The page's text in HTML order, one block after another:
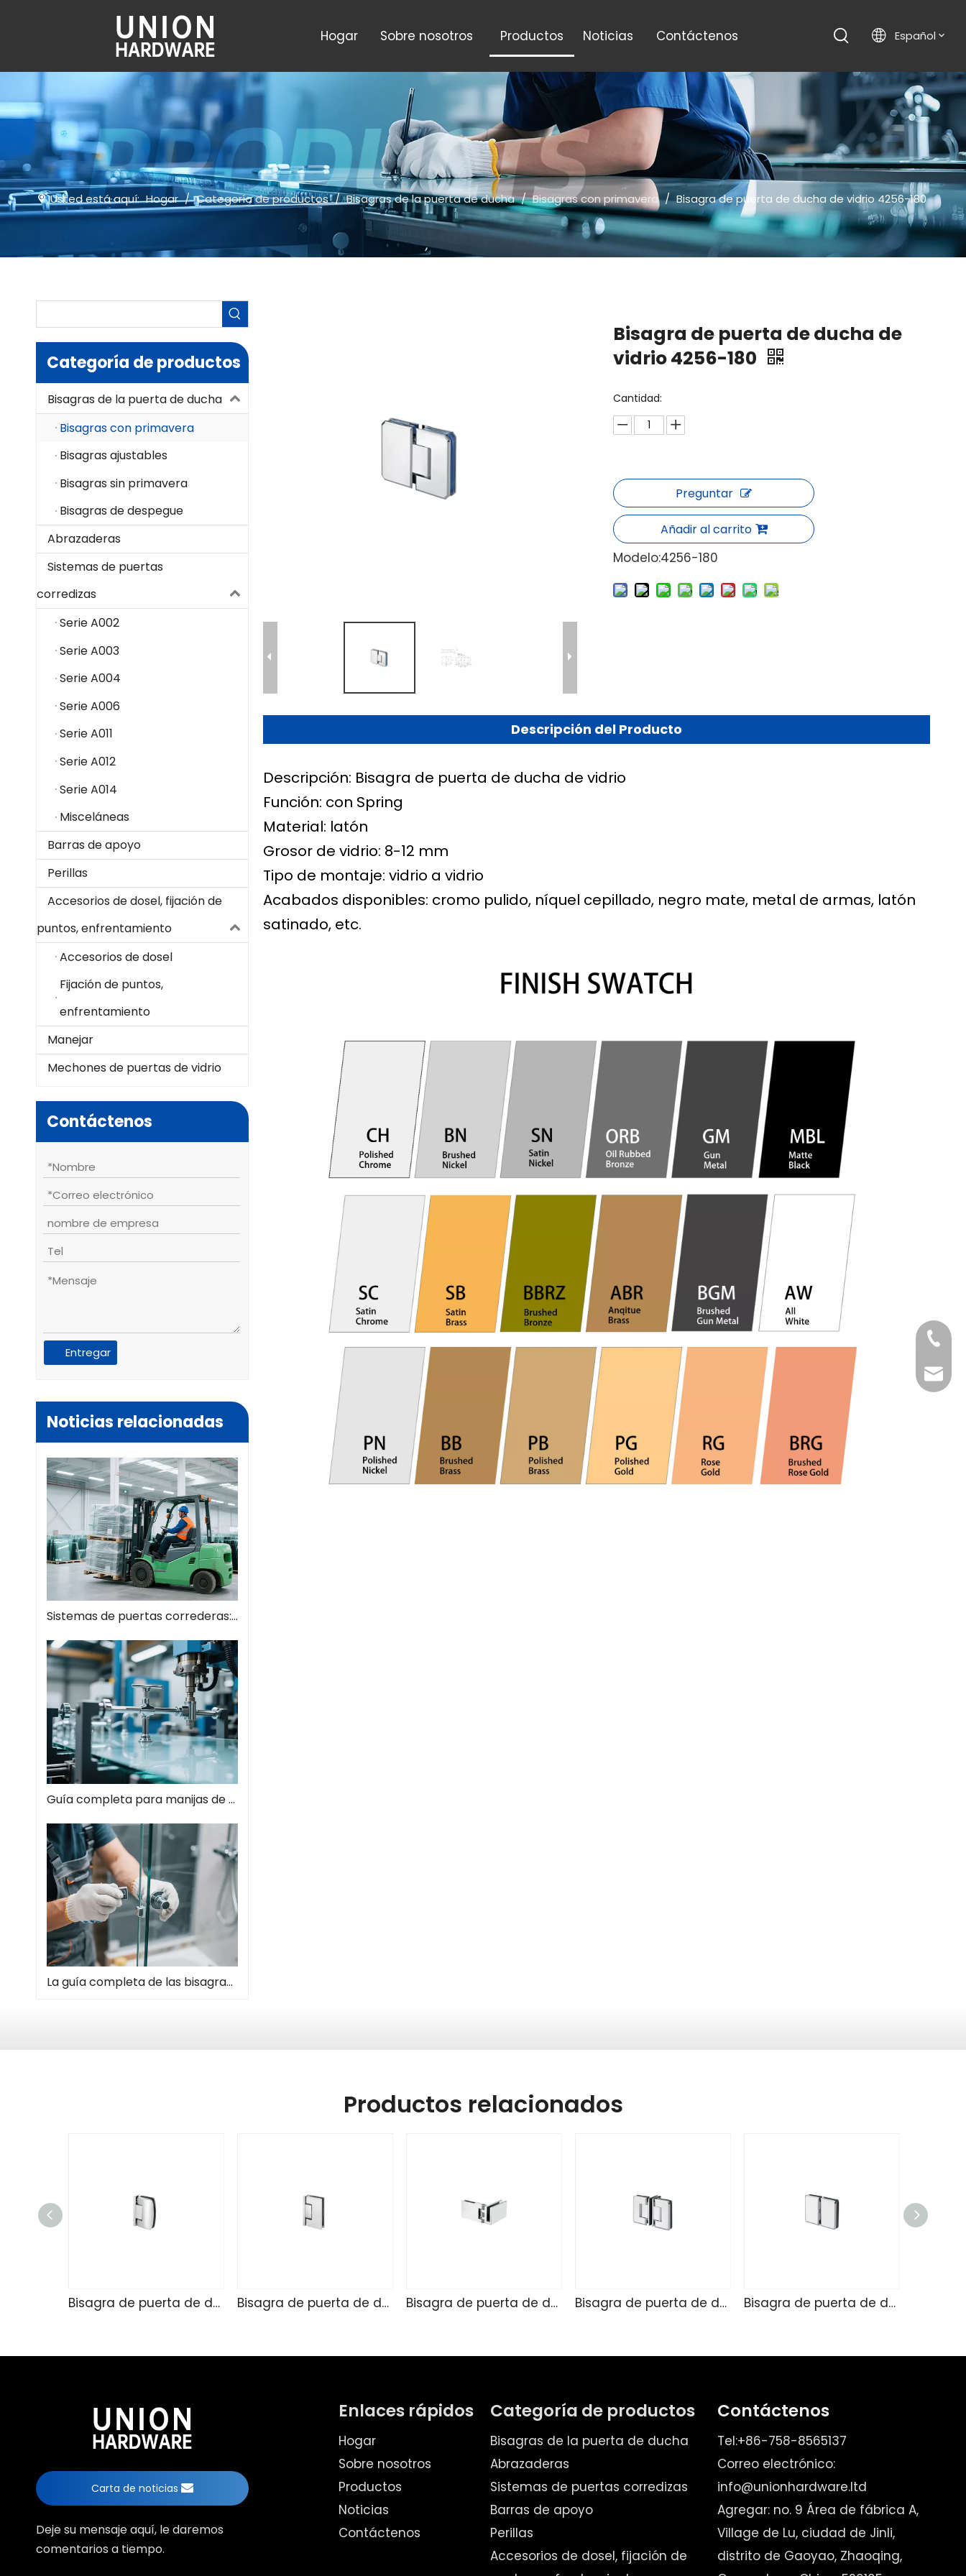
Hogar Sobre nosotros Productos Noticias Contáctenos Español
Usted está aquí: Hogar / Categoría de productos / Bisagras de la puerta de ducha / Bisagras con primavera / Bisagra de puerta de ducha de vidrio 4256-180
Categoría de productos
Bisagras de la puerta de ducha
Bisagras con primavera
Bisagras ajustables
Bisagras sin primavera
Bisagras de despegue
Abrazaderas
Sistemas de puertas
corredizas
Serie A002
Serie A003
Serie A004
Serie A006
Serie A011
Serie A012
Serie A014
Misceláneas
Barras de apoyo
Perillas
Accesorios de dosel, fijación de
puntos, enfrentamiento
Accesorios de dosel
Fijación de puntos,
enfrentamiento
Manejar
Mechones de puertas de vidrio
Contáctenos
Entregar
Noticias relacionadas
Sistemas de puertas correderas: guía completa de soluciones espaciales modernas
Guía completa para manijas de tiros de vidrio: el estilo se encuentra con la función
La guía completa de las bisagras de la puerta de la ducha: tipos, instalación y mantenimiento
Bisagra de puerta de ducha de
vidrio 4256-180
Cantidad:
Preguntar
Añadir al carrito
Modelo:4256-180
Descripción del Producto
Descripción: Bisagra de puerta de ducha de vidrio
Función: con Spring
Material: latón
Grosor de vidrio: 8-12 mm
Tipo de montaje: vidrio a vidrio
Acabados disponibles: cromo pulido, níquel cepillado, negro mate, metal de armas, latón
satinado, etc.
Productos relacionados
Bisagra de puerta de ducha de vidrio TD4257 Bisagra de puerta de ducha de vidrio TD4255 Bisagra de puerta de ducha de vidrio SK4271 Bisagra de puerta de ducha de vidrio SK4215 Bisagra de puerta de ducha de vidrio SK4214
Carta de noticias
Deje su mensaje aquí, le daremos
comentarios a tiempo.
Enlaces rápidos
Hogar
Sobre nosotros
Productos
Noticias
Contáctenos
Categoría de productos
Bisagras de la puerta de ducha
Abrazaderas
Sistemas de puertas corredizas
Barras de apoyo
Perillas
Accesorios de dosel, fijación de
Contáctenos
Tel:+86-758-8565137
Correo electrónico:
info@unionhardware.ltd
Agregar: no. 9 Área de fábrica A,
Village de Lu, ciudad de Jinli,
distrito de Gaoyao, Zhaoqing,
Tel
Email